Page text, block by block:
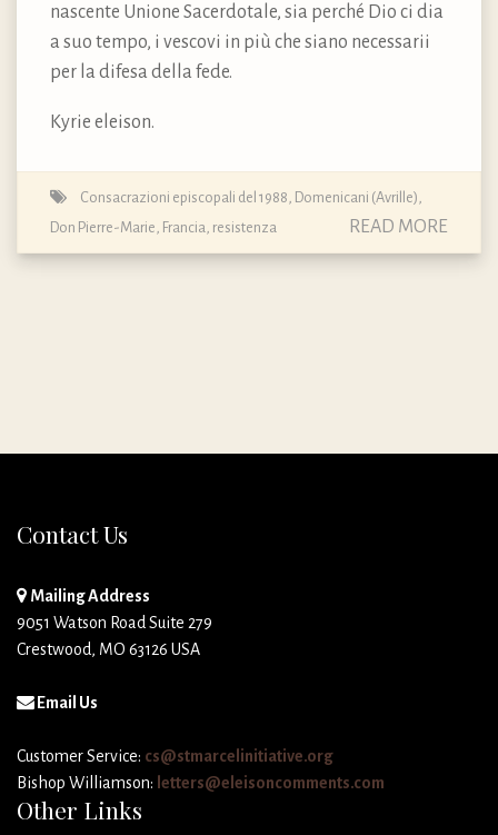
nascente Unione Sacerdotale, sia perché Dio ci dia
a suo tempo, i vescovi in più che siano necessarii
per la difesa della fede.
Kyrie eleison.
Consacrazioni episcopali del 1988 Domenicani (Avrille)
Don Pierre-Marie Francia resistenza READ MORE
Contact Us
Mailing Address
9051 Watson Road Suite 279
Crestwood, MO 63126 USA
Email Us
Customer Service: cs@stmarcelinitiative.org
Bishop Williamson: letters@eleisoncomments.com
Other Links